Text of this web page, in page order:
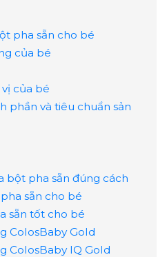
pha sẵn cho bé
của bé
của bé
phần và tiêu chuẩn sản
bột pha sẵn đúng cách
sẵn cho bé
sẵn tốt cho bé
ColosBaby Gold
ColosBaby IQ Gold